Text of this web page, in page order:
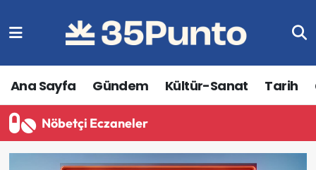
Ana Sayfa Gündem Kültür-Sanat Tarih
Nöbetçi Eczaneler